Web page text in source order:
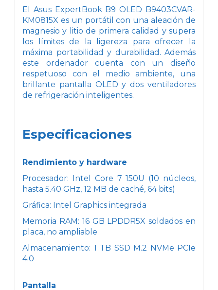
El Asus ExpertBook B9 OLED B9403CVAR-
KM0815X es un portátil con una aleación de
magnesio y litio de primera calidad y supera
los límites de la ligereza para ofrecer la
máxima portabilidad y durabilidad. Además
este ordenador cuenta con un diseño
respetuoso con el medio ambiente, una
brillante pantalla OLED y dos ventiladores
de refrigeración inteligentes.
Especificaciones
Rendimiento y hardware
Procesador: Intel Core 7 150U (10 núcleos,
hasta 5.40 GHz, 12 MB de caché, 64 bits)
Gráfica: Intel Graphics integrada
Memoria RAM: 16 GB LPDDR5X soldados en
placa, no ampliable
Almacenamiento: 1 TB SSD M.2 NVMe PCIe
4.0
Pantalla